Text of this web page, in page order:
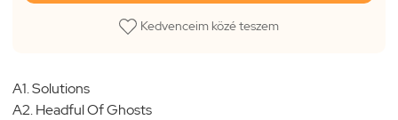
Kedvenceim közé teszem
A1. Solutions
A2. Headful Of Ghosts